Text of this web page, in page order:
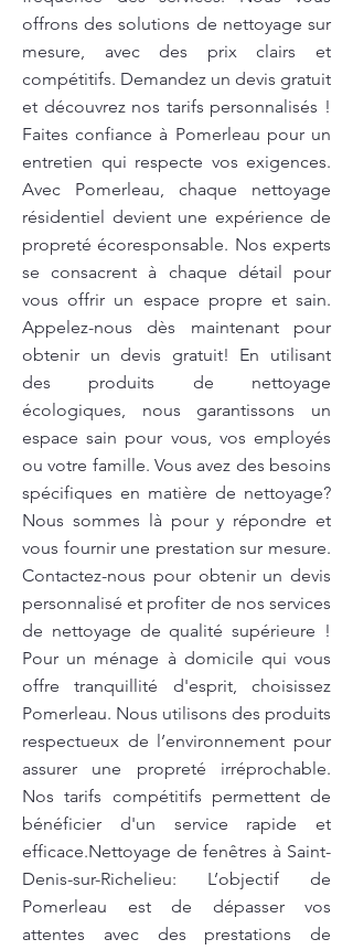
offrons des solutions de nettoyage sur
mesure, avec des prix clairs et
compétitifs. Demandez un devis gratuit
et découvrez nos tarifs personnalisés !
Faites confiance à Pomerleau pour un
entretien qui respecte vos exigences.
Avec Pomerleau, chaque nettoyage
résidentiel devient une expérience de
propreté écoresponsable. Nos experts
se consacrent à chaque détail pour
vous offrir un espace propre et sain.
Appelez-nous dès maintenant pour
obtenir un devis gratuit! En utilisant
des produits de nettoyage
écologiques, nous garantissons un
espace sain pour vous, vos employés
ou votre famille. Vous avez des besoins
spécifiques en matière de nettoyage?
Nous sommes là pour y répondre et
vous fournir une prestation sur mesure.
Contactez-nous pour obtenir un devis
personnalisé et profiter de nos services
de nettoyage de qualité supérieure !
Pour un ménage à domicile qui vous
offre tranquillité d'esprit, choisissez
Pomerleau. Nous utilisons des produits
respectueux de l’environnement pour
assurer une propreté irréprochable.
Nos tarifs compétitifs permettent de
bénéficier d'un service rapide et
efficace.Nettoyage de fenêtres à Saint-
Denis-sur-Richelieu: L’objectif de
Pomerleau est de dépasser vos
attentes avec des prestations de